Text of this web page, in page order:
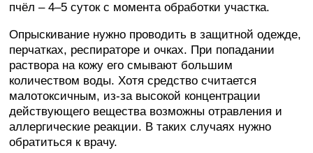
пчёл – 4–5 суток с момента обработки участка.
Опрыскивание нужно проводить в защитной одежде,
перчатках, респираторе и очках. При попадании
раствора на кожу его смывают большим
количеством воды. Хотя средство считается
малотоксичным, из-за высокой концентрации
действующего вещества возможны отравления и
аллергические реакции. В таких случаях нужно
обратиться к врачу.